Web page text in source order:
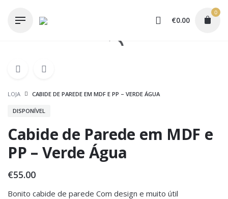
€0.00
0
LOJA CABIDE DE PAREDE EM MDF E PP – VERDE ÁGUA
DISPONÍVEL
Cabide de Parede em MDF e
PP – Verde Água
€55.00
Bonito cabide de parede Com design e muito útil